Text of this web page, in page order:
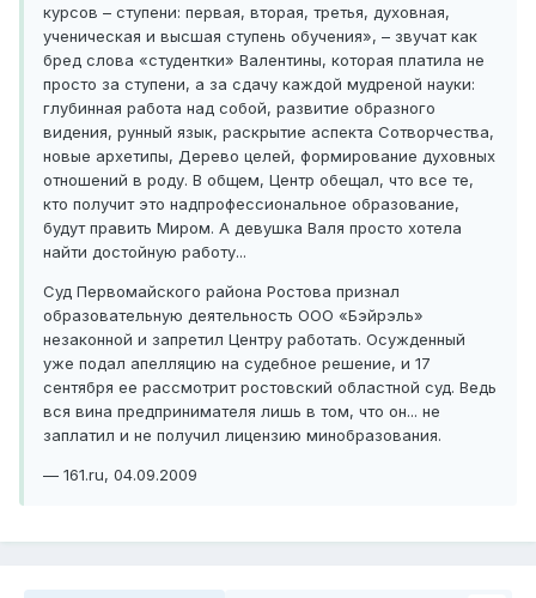
курсов – ступени: первая, вторая, третья, духовная,
ученическая и высшая ступень обучения», – звучат как
бред слова «студентки» Валентины, которая платила не
просто за ступени, а за сдачу каждой мудреной науки:
глубинная работа над собой, развитие образного
видения, рунный язык, раскрытие аспекта Сотворчества,
новые архетипы, Дерево целей, формирование духовных
отношений в роду. В общем, Центр обещал, что все те,
кто получит это надпрофессиональное образование,
будут править Миром. А девушка Валя просто хотела
найти достойную работу...
Суд Первомайского района Ростова признал
образовательную деятельность ООО «Бэйрэль»
незаконной и запретил Центру работать. Осужденный
уже подал апелляцию на судебное решение, и 17
сентября ее рассмотрит ростовский областной суд. Ведь
вся вина предпринимателя лишь в том, что он... не
заплатил и не получил лицензию минобразования.
— 161.ru, 04.09.2009